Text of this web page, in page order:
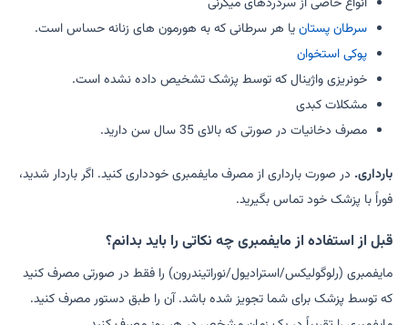
سرطان پستانیا هر سرطانی که به هورمون های زنانه حساس است.
پوکی استخوان
خونریزی واژینال که توسط پزشک تشخیص داده نشده است.
مشکلات کبدی
مصرف دخانیات در صورتی که بالای 35 سال سن دارید.
بارداری. در صورت بارداری از مصرف مایفمبری خودداری کنید. اگر باردار شدید،
فوراً با پزشک خود تماس بگیرید.
قبل از استفاده از مایفمبری چه نکاتی را باید بدانم؟
مایفمبری (رلوگولیکس/استرادیول/نوراتیندرون) را فقط در صورتی مصرف کنید
که توسط پزشک برای شما تجویز شده باشد. آن را طبق دستور مصرف کنید.